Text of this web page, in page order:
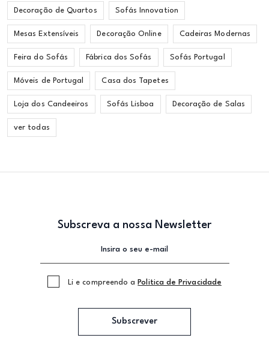
Decoração de Quartos Sofás Innovation
Mesas Extensíveis Decoração Online Cadeiras Modernas
Feira do Sofás Fábrica dos Sofás Sofás Portugal
Móveis de Portugal Casa dos Tapetes
Loja dos Candeeiros Sofás Lisboa Decoração de Salas
ver todas
Subscreva a nossa Newsletter
Li e compreendo a Politica de Privacidade
Subscrever